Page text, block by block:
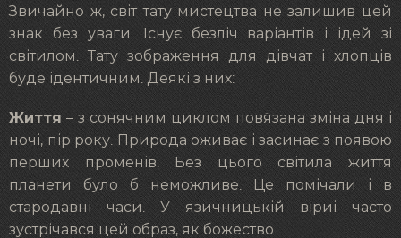
Звичайно ж, світ тату мистецтва не залишив цей
знак без уваги. Існує безліч варіантів і ідей зі
світилом. Тату зображення для дівчат і хлопців
буде ідентичним. Деякі з них:
Життя – з сонячним циклом пов`язана зміна дня і
ночі, пір року. Природа оживає і засинає з появою
перших променів. Без цього світила життя
планети було б неможливе. Це помічали і в
стародавні часи. У язичницькій віриі часто
зустрічався цей образ, як божество.